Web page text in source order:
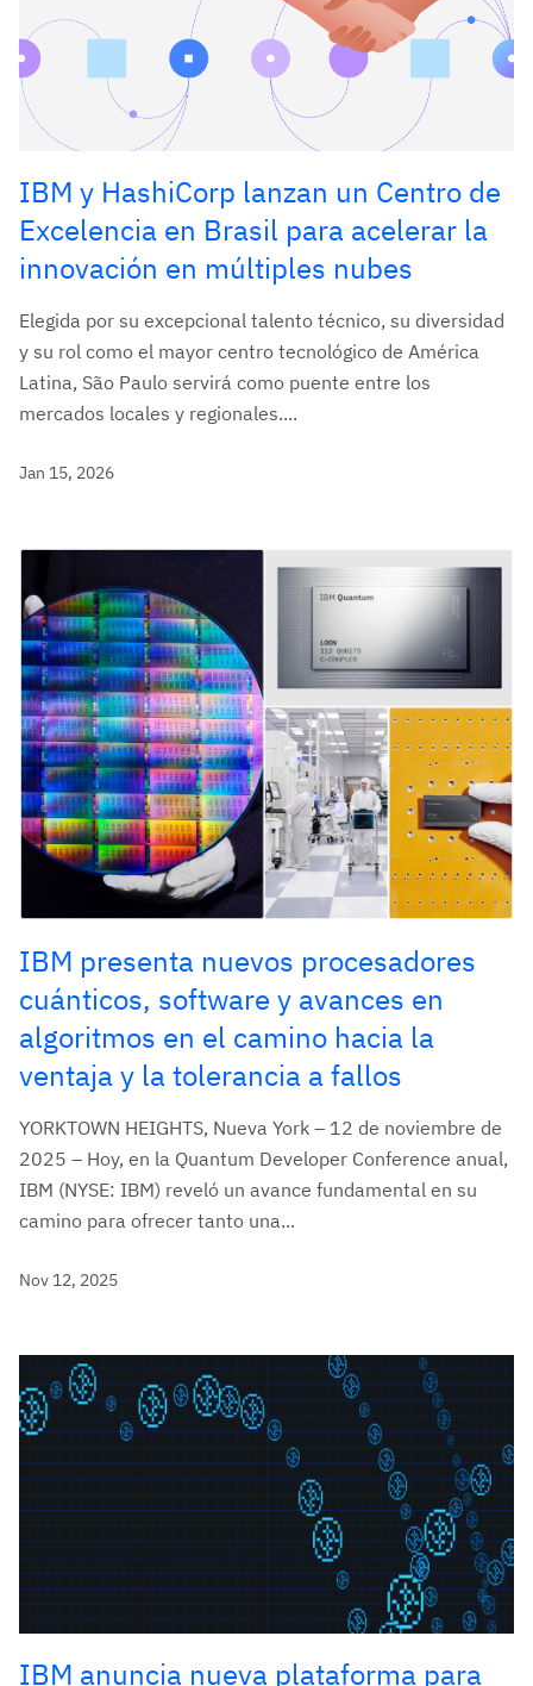
IBM y HashiCorp lanzan un Centro de
Excelencia en Brasil para acelerar la
innovación en múltiples nubes
Elegida por su excepcional talento técnico, su diversidad
y su rol como el mayor centro tecnológico de América
Latina, São Paulo servirá como puente entre los
mercados locales y regionales....
Jan 15, 2026
IBM presenta nuevos procesadores
cuánticos, software y avances en
algoritmos en el camino hacia la
ventaja y la tolerancia a fallos
YORKTOWN HEIGHTS, Nueva York – 12 de noviembre de
2025 – Hoy, en la Quantum Developer Conference anual,
IBM (NYSE: IBM) reveló un avance fundamental en su
camino para ofrecer tanto una...
Nov 12, 2025
IBM anuncia nueva plataforma para